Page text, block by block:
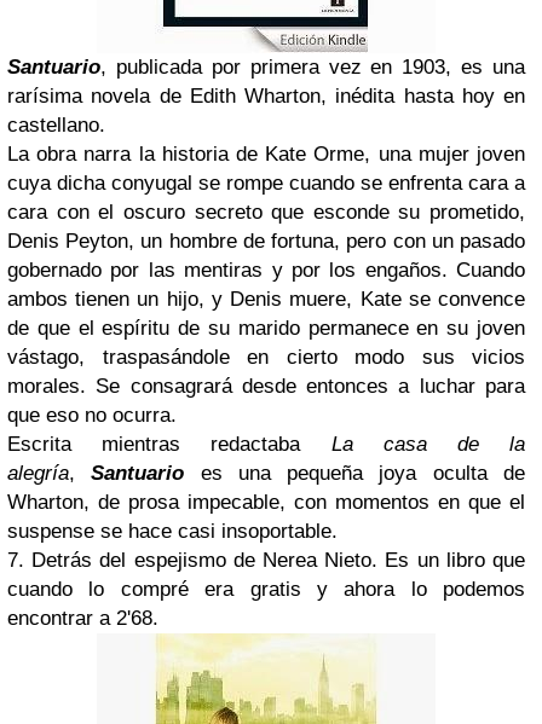
Santuario, publicada por primera vez en 1903, es una
rarísima novela de Edith Wharton, inédita hasta hoy en
castellano.
La obra narra la historia de Kate Orme, una mujer joven
cuya dicha conyugal se rompe cuando se enfrenta cara a
cara con el oscuro secreto que esconde su prometido,
Denis Peyton, un hombre de fortuna, pero con un pasado
gobernado por las mentiras y por los engaños. Cuando
ambos tienen un hijo, y Denis muere, Kate se convence
de que el espíritu de su marido permanece en su joven
vástago, traspasándole en cierto modo sus vicios
morales. Se consagrará desde entonces a luchar para
que eso no ocurra.
Escrita mientras redactaba La casa de la
alegría,Santuario es una pequeña joya oculta de
Wharton, de prosa impecable, con momentos en que el
suspense se hace casi insoportable.
7. Detrás del espejismo de Nerea Nieto. Es un libro que
cuando lo compré era gratis y ahora lo podemos
encontrar a 2'68.